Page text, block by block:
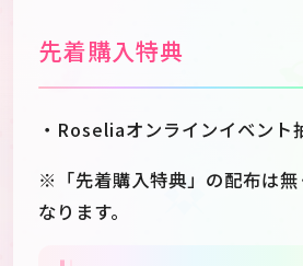
先着購入特典
・Roseliaオンラインイベント
※「先着購入特典」の配布は無
なります。